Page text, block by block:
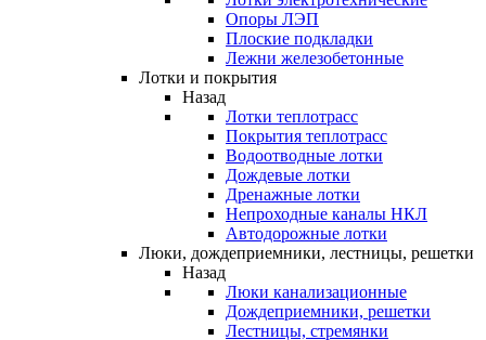
Опоры ЛЭП
Плоские подкладки
Лежни железобетонные
Лотки и покрытия
Назад
Лотки теплотрасс
Покрытия теплотрасс
Водоотводные лотки
Дождевые лотки
Дренажные лотки
Непроходные каналы НКЛ
Автодорожные лотки
Люки, дождеприемники, лестницы, решетки
Назад
Люки канализационные
Дождеприемники, решетки
Лестницы, стремянки